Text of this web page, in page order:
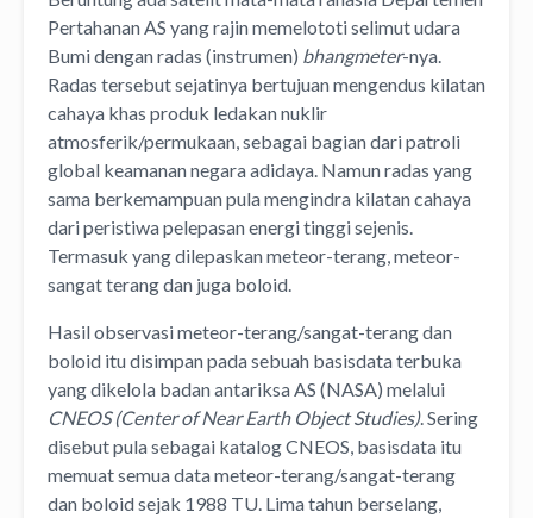
Pertahanan AS yang rajin memelototi selimut udara
Bumi dengan radas (instrumen) bhangmeter-nya.
Radas tersebut sejatinya bertujuan mengendus kilatan
cahaya khas produk ledakan nuklir
atmosferik/permukaan, sebagai bagian dari patroli
global keamanan negara adidaya. Namun radas yang
sama berkemampuan pula mengindra kilatan cahaya
dari peristiwa pelepasan energi tinggi sejenis.
Termasuk yang dilepaskan meteor-terang, meteor-
sangat terang dan juga boloid.
Hasil observasi meteor-terang/sangat-terang dan
boloid itu disimpan pada sebuah basisdata terbuka
yang dikelola badan antariksa AS (NASA) melalui
CNEOS (Center of Near Earth Object Studies). Sering
disebut pula sebagai katalog CNEOS, basisdata itu
memuat semua data meteor-terang/sangat-terang
dan boloid sejak 1988 TU. Lima tahun berselang,